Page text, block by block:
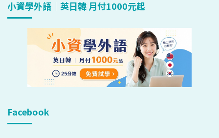
小資學外語｜英日韓 月付1000元起
Facebook